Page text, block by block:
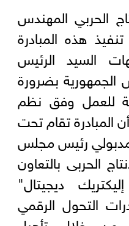
الحربي المهندس
هذه المبادرة
السيد الرئيس
الجمهورية بضرورة
للعمل وفق نظم
المبادرة تقام تحت
رئيس مجلس
الحربى بالتعاون
ديجيتال"
التحول الرقمي